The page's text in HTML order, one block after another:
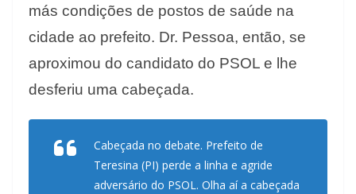
más condições de postos de saúde na
cidade ao prefeito. Dr. Pessoa, então, se
aproximou do candidato do PSOL e lhe
desferiu uma cabeçada.
Cabeçada no debate. Prefeito de
Teresina (PI) perde a linha e agride
adversário do PSOL. Olha aí a cabeçada